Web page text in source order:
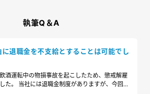
執筆Q＆A
退職金を不支給とすることは可能でし
酒運転中の物損事故を起こしたため、懲戒解雇
た。 当社には退職金制度がありますが、今回は